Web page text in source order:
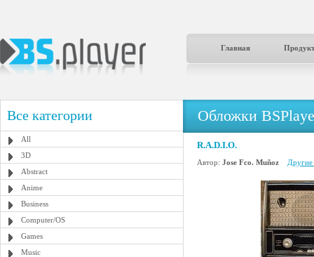
Главная
Все категории
All
3D
Abstract
Anime
Business
Computer/OS
Games
Music
Обложки
R.A.D.I.O.
Автор: Jose Fco. Muñoz Другие